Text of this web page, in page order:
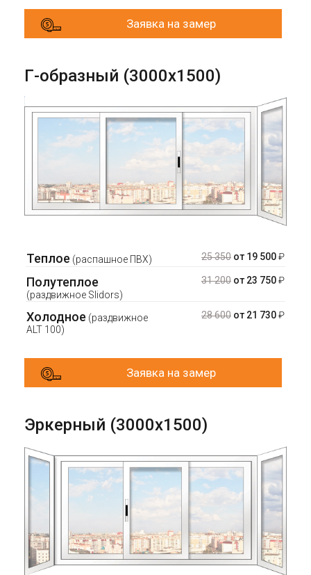
Заявка на замер
Г-образный (3000х1500)
Теплое (распашное ПВХ) 25 350 от 19 500₽
Полутеплое
(раздвижное Slidors)
31 200 от 23 750₽
Холодное (раздвижное
ALT 100)
28 600 от 21 730₽
Заявка на замер
Эркерный (3000х1500)